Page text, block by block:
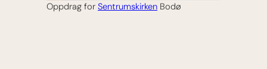
Oppdrag for Sentrumskirken Bodø